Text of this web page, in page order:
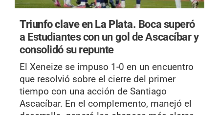
Triunfo clave en La Plata. Boca superó
a Estudiantes con un gol de Ascacíbar y
consolidó su repunte
El Xeneize se impuso 1-0 en un encuentro
que resolvió sobre el cierre del primer
tiempo con una acción de Santiago
Ascacíbar. En el complemento, manejó el